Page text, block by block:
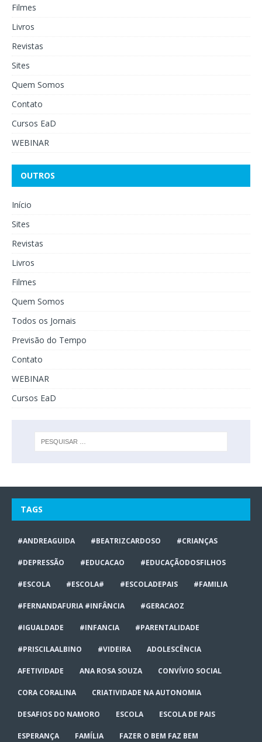
Filmes
Livros
Revistas
Sites
Quem Somos
Contato
Cursos EaD
WEBINAR
OUTROS
Início
Sites
Revistas
Livros
Filmes
Quem Somos
Todos os Jornais
Previsão do Tempo
Contato
WEBINAR
Cursos EaD
TAGS
#ANDREAGUIDA #BEATRIZCARDOSO #CRIANÇAS
#DEPRESSÃO #EDUCACAO #EDUCAÇÃODOSFILHOS
#ESCOLA #ESCOLA# #ESCOLADEPAIS #FAMILIA
#FERNANDAFURIA #INFÂNCIA #GERACAOZ
#IGUALDADE #INFANCIA #PARENTALIDADE
#PRISCILAALBINO #VIDEIRA ADOLESCÊNCIA
AFETIVIDADE ANA ROSA SOUZA CONVÍVIO SOCIAL
CORA CORALINA CRIATIVIDADE NA AUTONOMIA
DESAFIOS DO NAMORO ESCOLA ESCOLA DE PAIS
ESPERANÇA FAMÍLIA FAZER O BEM FAZ BEM